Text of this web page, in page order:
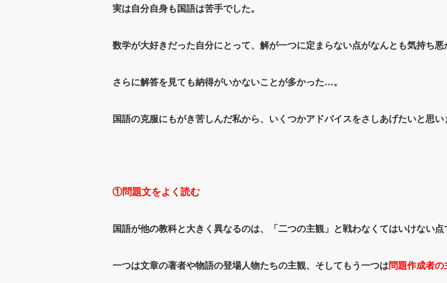
実は自分自身も国語は苦手でした。
数学が大好きだった自分にとって、解が一つに定まらない点がなんとも気持ち悪
さらに解答を見ても納得がいかないことが多かった…。
国語の克服にもがき苦しんだ私から、 いくつかアドバイスをさしあげたいと思い
①問題文をよく読む
国語が他の教科と大きく異なるのは、「二つの主観」と戦わなくてはいけない点
一つは文章の著者や物語の登場人物たちの主観、そしてもう一つは問題作成者の